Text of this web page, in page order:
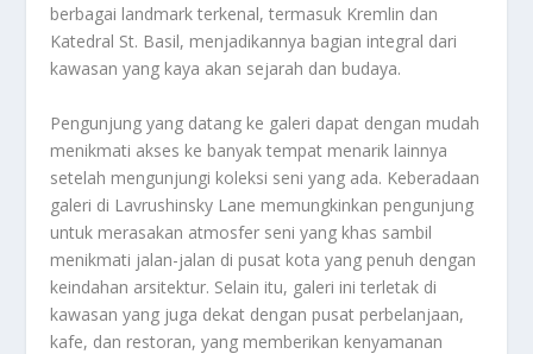
berbagai landmark terkenal, termasuk Kremlin dan
Katedral St. Basil, menjadikannya bagian integral dari
kawasan yang kaya akan sejarah dan budaya.
Pengunjung yang datang ke galeri dapat dengan mudah
menikmati akses ke banyak tempat menarik lainnya
setelah mengunjungi koleksi seni yang ada. Keberadaan
galeri di Lavrushinsky Lane memungkinkan pengunjung
untuk merasakan atmosfer seni yang khas sambil
menikmati jalan-jalan di pusat kota yang penuh dengan
keindahan arsitektur. Selain itu, galeri ini terletak di
kawasan yang juga dekat dengan pusat perbelanjaan,
kafe, dan restoran, yang memberikan kenyamanan